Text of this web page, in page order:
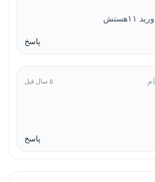
پاسخ
۵ سال قبل
پاسخ